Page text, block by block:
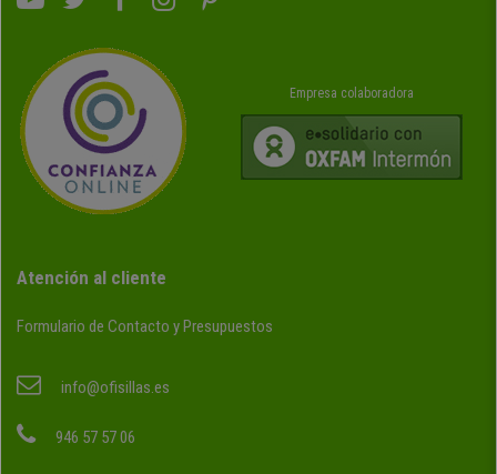
Empresa colaboradora
Atención al cliente
Formulario de Contacto y Presupuestos
info@ofisillas.es
946 57 57 06